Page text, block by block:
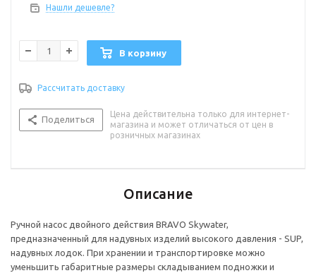
Нашли дешевле?
В корзину
Рассчитать доставку
Поделиться
Цена действительна только для интернет-
магазина и может отличаться от цен в
розничных магазинах
Описание
Ручной насос двойного действия BRAVO Skywater,
предназначенный для надувных изделий высокого давления - SUP,
надувных лодок. При хранении и транспортировке можно
уменьшить габаритные размеры складыванием подножки и